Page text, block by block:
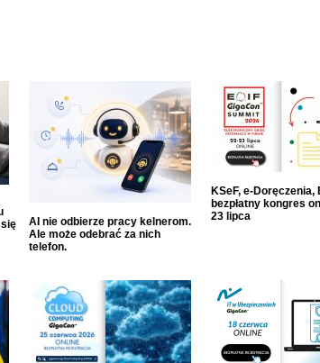
AI nie odbierze pracy kelnerom.
Ale może odebrać za nich
telefon.
KSeF, e-Doręczenia,
bezpłatny kongres
23 lipca